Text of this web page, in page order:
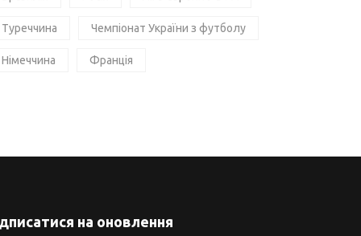
Туреччина Чемпіонат України з футболу
Німеччина Франція
на оновлення